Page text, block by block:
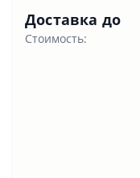
Доставка до
Стоимость: